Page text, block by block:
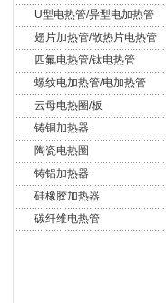
U型电热管/异型电加热管
翅片加热管/散热片电热管
四氟电热管/钛电热管
螺纹电加热管/电加热管
云母电热圈/板
铸铜加热器
陶瓷电热圈
铸铝加热器
硅橡胶加热器
碳纤维电热管